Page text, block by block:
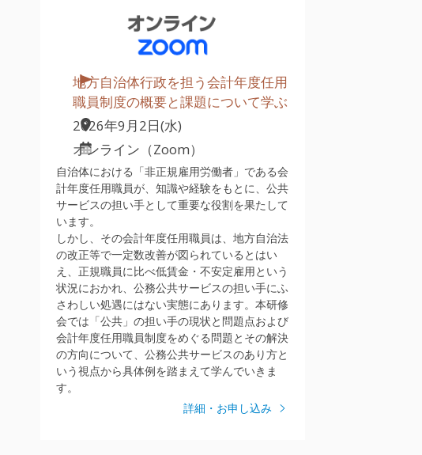
地方自治体行政を担う会計年度任用
職員制度の概要と課題について学ぶ
2026年9月2日(水)
オンライン（Zoom）
自治体における「非正規雇用労働者」である会
計年度任用職員が、知識や経験をもとに、公共
サービスの担い手として重要な役割を果たして
います。
しかし、その会計年度任用職員は、地方自治法
の改正等で一定数改善が図られているとはい
え、正規職員に比べ低賃金・不安定雇用という
状況におかれ、公務公共サービスの担い手にふ
さわしい処遇にはない実態にあります。本研修
会では「公共」の担い手の現状と問題点および
会計年度任用職員制度をめぐる問題とその解決
の方向について、公務公共サービスのあり方と
いう視点から具体例を踏まえて学んでいきま
す。
詳細・お申し込み